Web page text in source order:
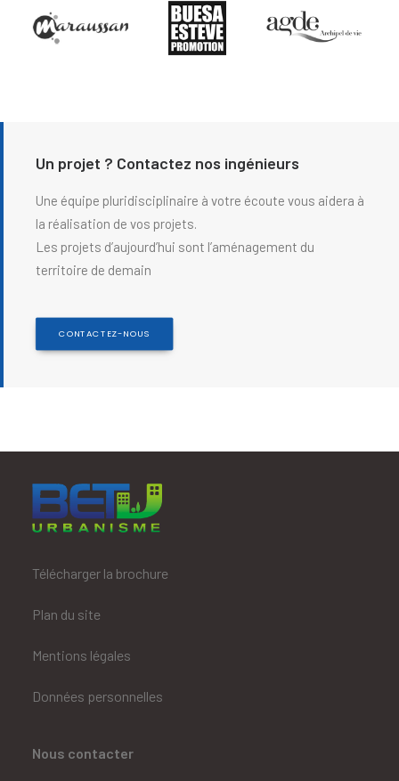
Un projet ? Contactez nos ingénieurs
Une équipe pluridisciplinaire à votre écoute vous aidera à
la réalisation de vos projets.
Les projets d’aujourd’hui sont l’aménagement du
territoire de demain
CONTACTEZ-NOUS
Télécharger la brochure
Plan du site
Mentions légales
Données personnelles
Nous contacter